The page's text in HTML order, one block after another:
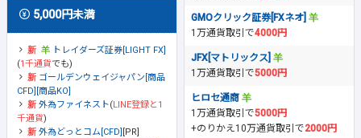
5,000円未満
トレイダーズ証券[LIGHT FX]
(1千通貨でも)
ゴールデンウェイジャパン[商品
CFD][商品KO]
外為ファイネスト(LINE登録と1
千通貨)
外為どっとコム[CFD] [PR]
GMOクリック証券[FXネオ]
1万通貨取引で4000円
JFX[マトリックス]
1万通貨取引で5000円
ヒロセ通商
1万通貨取引で5000円
+のりかえ10万通貨取引で2000円